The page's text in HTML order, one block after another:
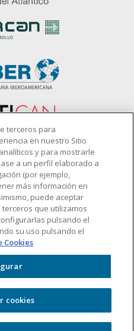
terceros para
en nuestro Sitio
y para mostrarle
a un perfil elaborado a
(por ejemplo,
más información en
puede aceptar
que utilizamos
pulsando el
su uso pulsando el
Cookies
cookies